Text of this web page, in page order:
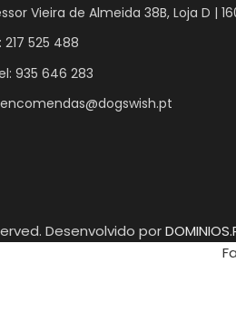
Vieira de Almeida 38B, Loja D |
525 488
935 646 283
Desenvolvido por